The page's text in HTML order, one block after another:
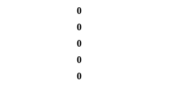
0
0
0
0
0